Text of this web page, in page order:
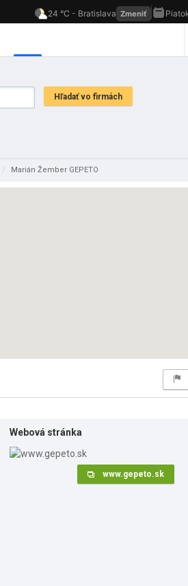
/ Marián Žember GEPETO
Webová stránka
www.gepeto.sk